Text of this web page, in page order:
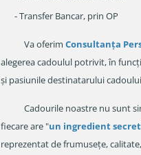
- Transfer Bancar, prin OP
Va oferim Consultanța
alegerea cadoulul potrivit, în
și pasiunile destinatarului cadoului
Cadourile noastre nu sunt
fiecare are "un ingredient secret
reprezentat de frumusețe,